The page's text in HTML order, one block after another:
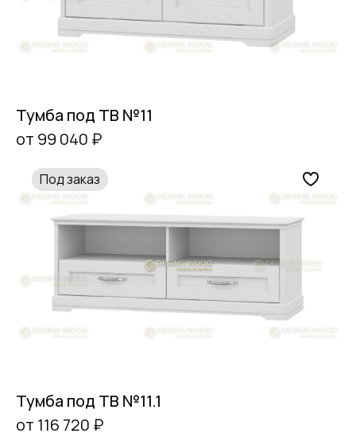
Тумба под ТВ №11
от 99 040 ₽
Под заказ
Тумба под ТВ №11.1
от 116 720 ₽